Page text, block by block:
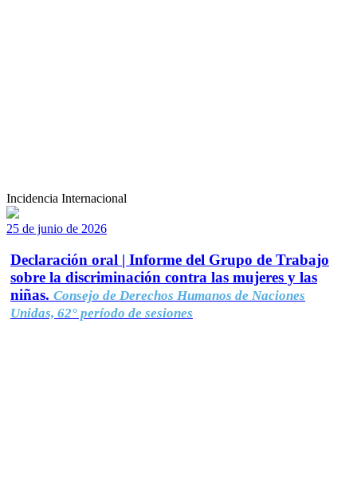
Incidencia Internacional
25 de junio de 2026
Declaración oral | Informe del Grupo de Trabajo
sobre la discriminación contra las mujeres y las
niñas. Consejo de Derechos Humanos de Naciones
Unidas, 62° período de sesiones